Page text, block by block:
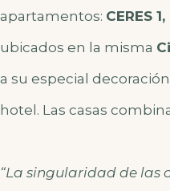
apartamentos: CERES
ubicados en la misma
a su especial
hotel. Las casas
“La singularidad de las